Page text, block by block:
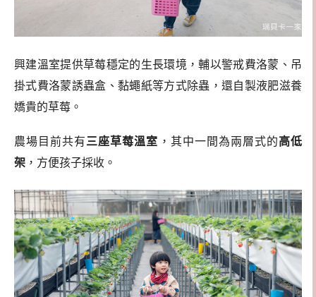
興建溫室提供草莓穩定的生長環境，輔以警戒費洛蒙、吊
掛式費洛蒙誘蟲盒、黏蠅紙等方式除蟲，還自製液肥滋養
嬌貴的草莓。
農場目前共有三座草莓溫室 ，其中一間為兩層式的高低
架 ，方便孩子採收。